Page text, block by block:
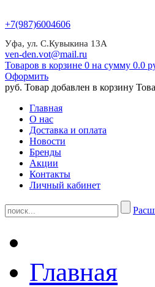
+7(987)6004606
Уфа, ул. С.Кувыкина 13А
ven-den.vot@mail.ru
Товаров в корзине 0 на сумму 0.0
Оформить
руб. Товар добавлен в корзину
Главная
О нас
Доставка и оплата
Новости
Бренды
Акции
Контакты
Личный кабинет
Главная